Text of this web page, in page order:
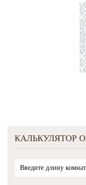
КАЛЬКУЛЯТОР